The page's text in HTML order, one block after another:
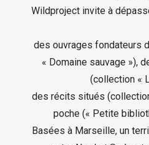
Wildproject invite à
des ouvrages fondateurs
« Domaine sauvage »),
(collection «
des récits situés
poche (« Petite
Basées à Marseille, un